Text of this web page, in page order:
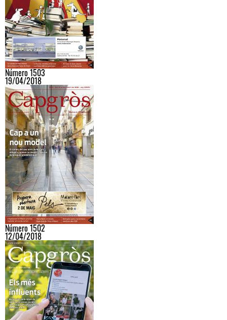
Número 1503
19/04/2018
Número 1502
12/04/2018